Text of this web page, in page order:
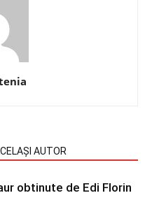
AUTOR
obtinute de Edi Florin